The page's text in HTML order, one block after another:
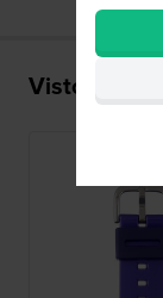
Visto